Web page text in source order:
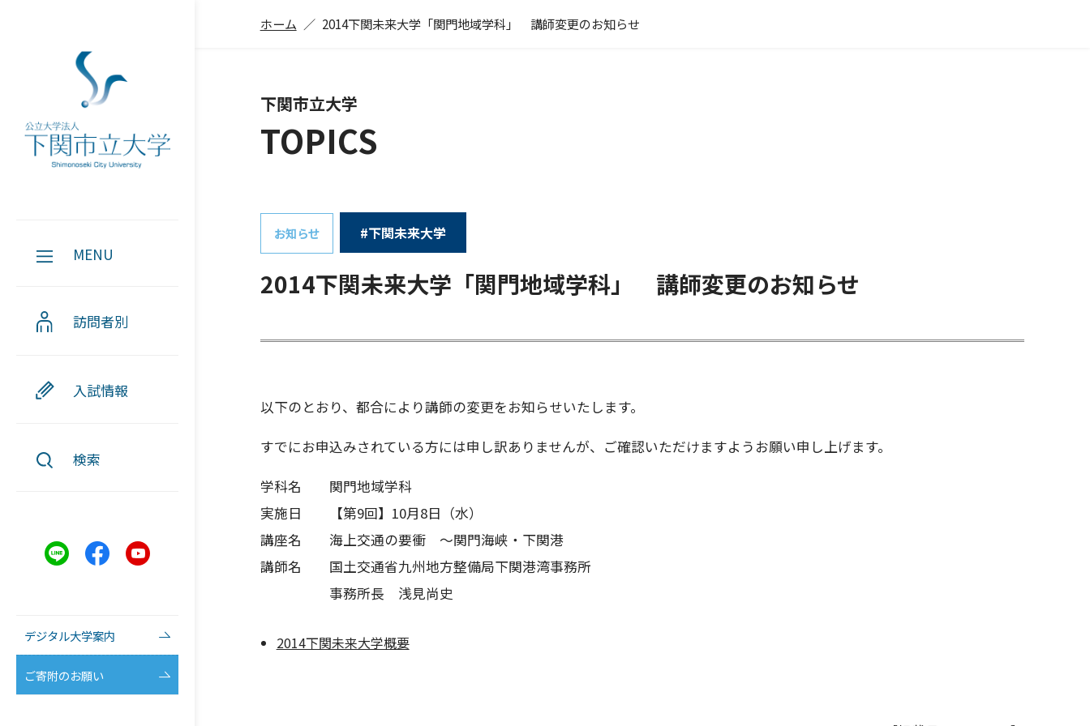
MENU
訪問者別
入試情報
検索
デジタル大学案内
ご寄附のお願い
ホーム 2014下関未来大学「関門地域学科」 講師変更のお知らせ
下関市立大学
TOPICS
お知らせ #下関未来大学
2014下関未来大学「関門地域学科」 講師変更のお知らせ
以下のとおり、都合により講師の変更をお知らせいたします。
すでにお申込みされている方には申し訳ありませんが、ご確認いただけますようお願い申し上げます。
学科名 関門地域学科
実施日 【第9回】10月8日（水）
講座名 海上交通の要衝 ～関門海峡・下関港
講師名 国土交通省九州地方整備局下関港湾事務所
事務所長 浅見尚史
2014下関未来大学概要